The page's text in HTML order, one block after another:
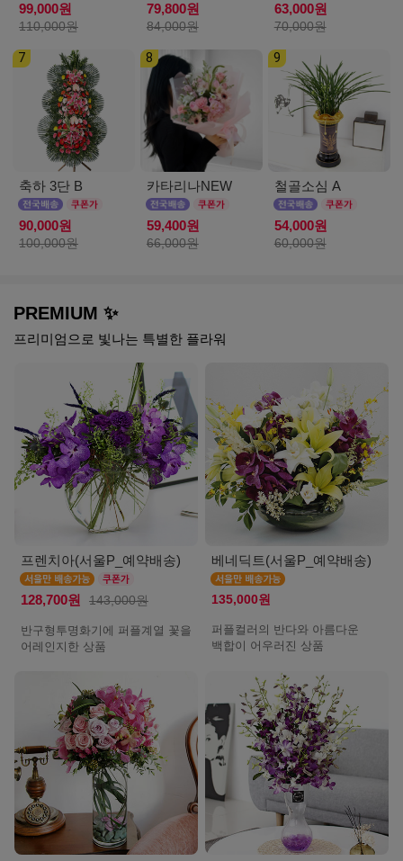
99,000원
110,000원
79,800원
84,000원
63,000원
70,000원
축하 3단 B
90,000원
100,000원
7
카타리나NEW
59,400원
66,000원
8
철골소심 A
54,000원
60,000원
9
PREMIUM ✨
프리미엄으로 빛나는 특별한 플라워
프렌치아(서울P_예약배송)
128,700원 143,000원
반구형투명화기에 퍼플계열 꽃을
어레인지한 상품
베네딕트(서울P_예약배송)
135,000원
퍼플컬러의 반다와 아름다운
백합이 어우러진 상품